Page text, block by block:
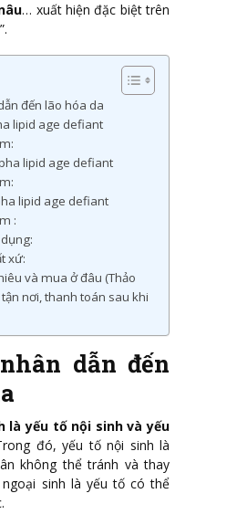
… xuất hiện đặc biệt trên
đến lão hóa da
lipid age defiant
lipid age defiant
lipid age defiant
:
xứ:
và mua ở đâu (Thảo
nơi, thanh toán sau khi
dẫn đến
là yếu tố nội sinh và yếu
đó, yếu tố nội sinh là
không thể tránh và thay
sinh là yếu tố có thể